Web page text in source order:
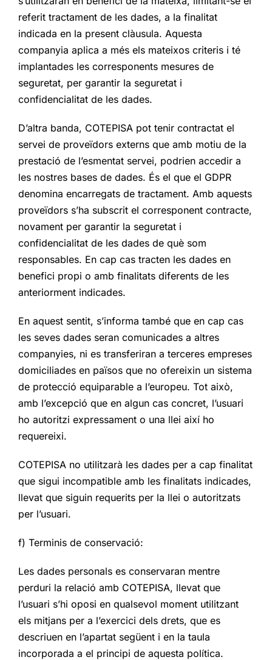
referit tractament de les dades, a la finalitat
indicada en la present clàusula. Aquesta
companyia aplica a més els mateixos criteris i té
implantades les corresponents mesures de
seguretat, per garantir la seguretat i
confidencialitat de les dades.
D’altra banda, COTEPISA pot tenir contractat el
servei de proveïdors externs que amb motiu de la
prestació de l’esmentat servei, podrien accedir a
les nostres bases de dades. És el que el GDPR
denomina encarregats de tractament. Amb aquests
proveïdors s’ha subscrit el corresponent contracte,
novament per garantir la seguretat i
confidencialitat de les dades de què som
responsables. En cap cas tracten les dades en
benefici propi o amb finalitats diferents de les
anteriorment indicades.
En aquest sentit, s’informa també que en cap cas
les seves dades seran comunicades a altres
companyies, ni es transferiran a terceres empreses
domiciliades en països que no ofereixin un sistema
de protecció equiparable a l’europeu. Tot això,
amb l’excepció que en algun cas concret, l’usuari
ho autoritzi expressament o una llei així ho
requereixi.
COTEPISA no utilitzarà les dades per a cap finalitat
que sigui incompatible amb les finalitats indicades,
llevat que siguin requerits per la llei o autoritzats
per l’usuari.
f) Terminis de conservació:
Les dades personals es conservaran mentre
perduri la relació amb COTEPISA, llevat que
l’usuari s’hi oposi en qualsevol moment utilitzant
els mitjans per a l’exercici dels drets, que es
descriuen en l’apartat següent i en la taula
incorporada a el principi de aquesta política.